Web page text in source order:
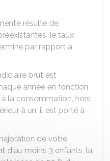
résulte de
le taux
par rapport à
brut est
année en fonction
la consommation, hors
à un, il est porté à
de votre
d'au moins 3 enfants, la